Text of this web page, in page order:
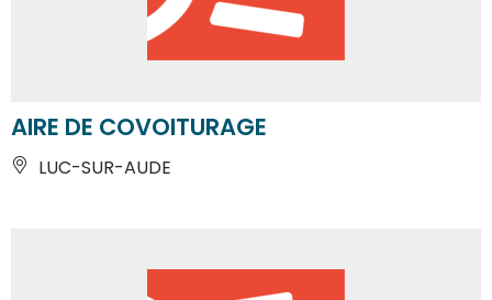
AIRE DE COVOITURAGE
LUC-SUR-AUDE